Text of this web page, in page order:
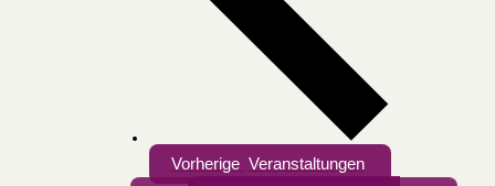
Vorherige Veranstaltungen